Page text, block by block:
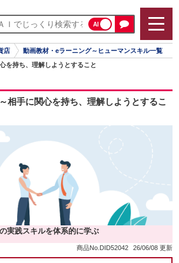
AI
店
動画教材・eラーニング～ヒューマンスキル一覧
を持ち、理解しようとすること
相手に関心を持ち、理解しようとするこ
実践スキルを体系的に学ぶ
商品No.DID52042 26/06/08 更新